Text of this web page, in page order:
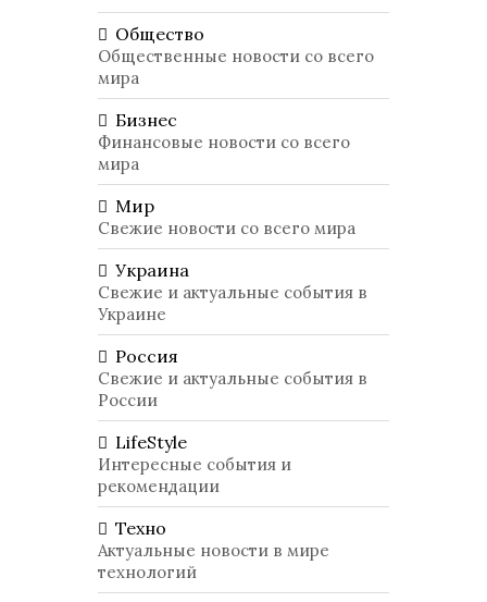
Общество
Общественные новости со всего
мира
Бизнес
Финансовые новости со всего
мира
Мир
Свежие новости со всего мира
Украина
Свежие и актуальные события в
Украине
Россия
Свежие и актуальные события в
России
LifeStyle
Интересные события и
рекомендации
Техно
Актуальные новости в мире
технологий